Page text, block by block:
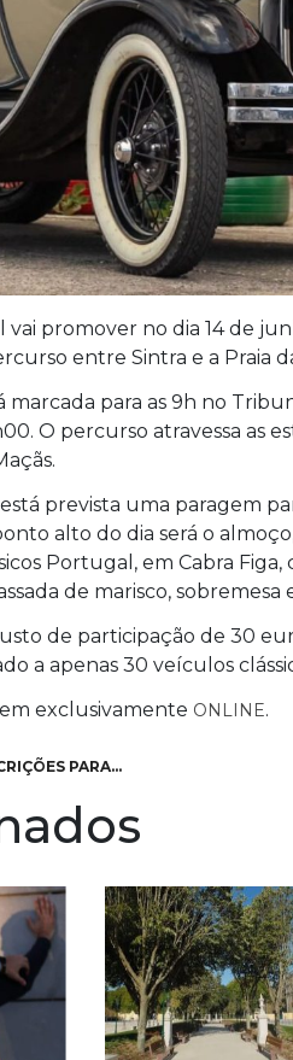
vai promover no dia 14 de
entre Sintra e a Praia
marcada para as 9h no
O percurso atravessa as
prevista uma paragem
alto do dia será o
Portugal, em Cabra
de marisco, sobremesa
de participação de 30
a apenas 30 veículos
exclusivamente ONLINE.
PARA…